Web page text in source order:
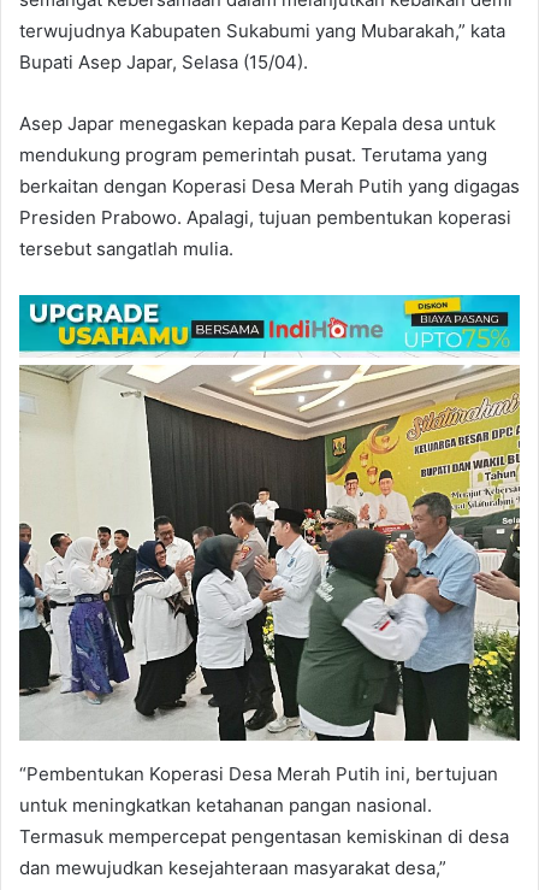
terwujudnya Kabupaten Sukabumi yang Mubarakah,” kata
Bupati Asep Japar, Selasa (15/04).
Asep Japar menegaskan kepada para Kepala desa untuk
mendukung program pemerintah pusat. Terutama yang
berkaitan dengan Koperasi Desa Merah Putih yang digagas
Presiden Prabowo. Apalagi, tujuan pembentukan koperasi
tersebut sangatlah mulia.
“Pembentukan Koperasi Desa Merah Putih ini, bertujuan
untuk meningkatkan ketahanan pangan nasional.
Termasuk mempercepat pengentasan kemiskinan di desa
dan mewujudkan kesejahteraan masyarakat desa,”